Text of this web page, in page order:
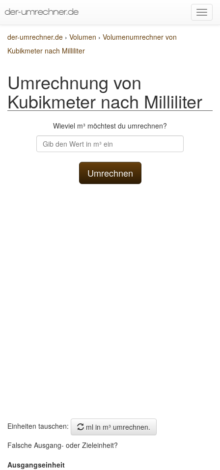
der-umrechner.de › Volumen › Volumenumrechner von
Kubikmeter nach Milliliter
Umrechnung von
Kubikmeter nach Milliliter
Wieviel m³ möchtest du umrechnen?
Einheiten tauschen:
ml in m³ umrechnen.
Falsche Ausgang- oder Zieleinheit?
Ausgangseinheit